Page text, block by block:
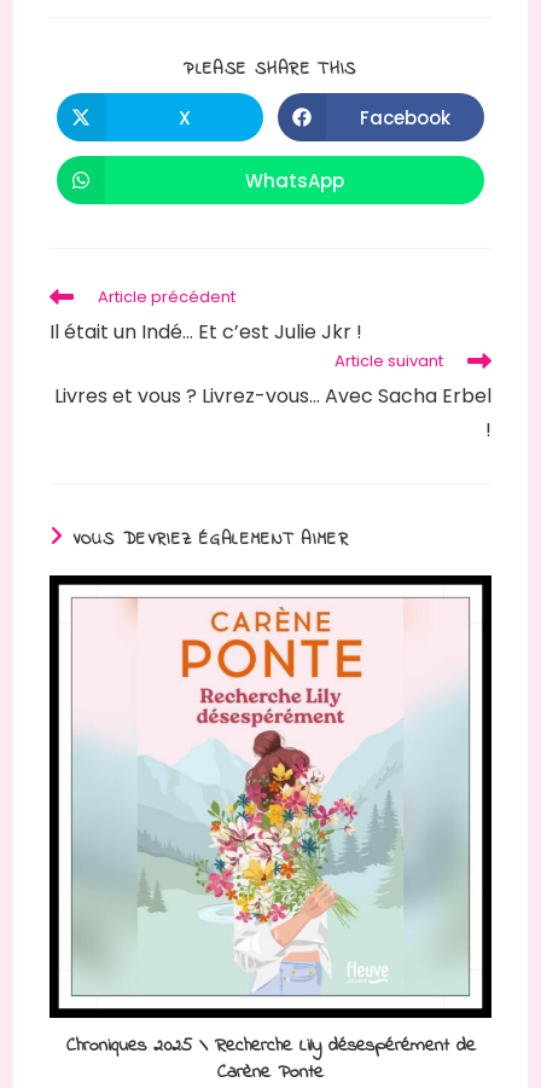
PLEASE SHARE THIS
X
Facebook
WhatsApp
Article précédent
Il était un Indé… Et c’est Julie Jkr !
Article suivant
Livres et vous ? Livrez-vous… Avec Sacha Erbel
!
VOUS DEVRIEZ ÉGALEMENT AIMER
Chroniques 2025 \ Recherche Lily désespérément de
Carène Ponte